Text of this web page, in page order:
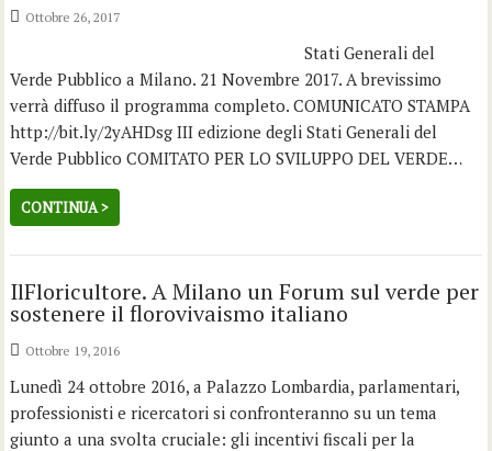
Ottobre 26, 2017
Stati Generali del
Verde Pubblico a Milano. 21 Novembre 2017. A brevissimo
verrà diffuso il programma completo. COMUNICATO STAMPA
http://bit.ly/2yAHDsg III edizione degli Stati Generali del
Verde Pubblico COMITATO PER LO SVILUPPO DEL VERDE…
CONTINUA >
IlFloricultore. A Milano un Forum sul verde per
sostenere il florovivaismo italiano
Ottobre 19, 2016
Lunedì 24 ottobre 2016, a Palazzo Lombardia, parlamentari,
professionisti e ricercatori si confronteranno su un tema
giunto a una svolta cruciale: gli incentivi fiscali per la